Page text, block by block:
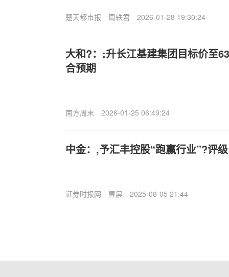
楚天都市报 周轶君 2026-01-28 19:30:24
大和?：:升长江基建集团目标价至
合预期
南方周末 2026-01-25 06:49:24
中金：,予汇丰控股“跑赢行业”?评
证券时报网 曹晨 2025-08-05 21:44